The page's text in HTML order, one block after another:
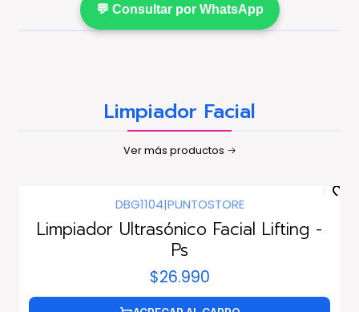
💬 Consultar por WhatsApp
Limpiador Facial
Ver más productos
DBG1104|PUNTOSTORE
Limpiador Ultrasónico Facial Lifting -
Ps
$26.990